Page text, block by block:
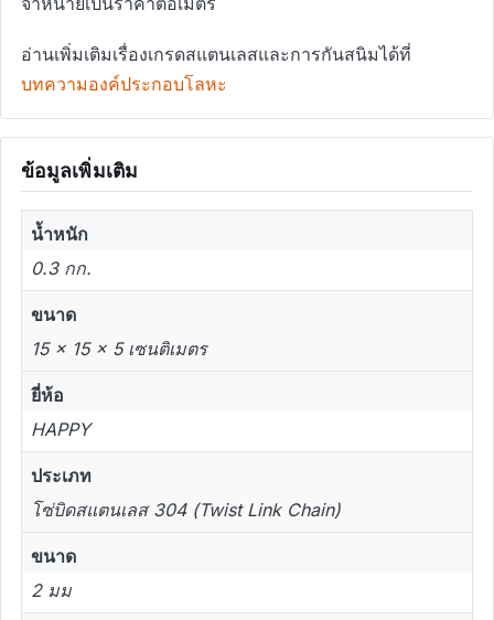
อ่านเพิ่มเติมเรื่องเกรดสแตนเลสและการกันสนิมได้ที่
บทความองค์ประกอบโลหะ
ข้อมูลเพิ่มเติม
น้ำหนัก
0.3 กก.
ขนาด
15 × 15 × 5 เซนติเมตร
ยี่ห้อ
HAPPY
ประเภท
โซ่บิดสแตนเลส 304 (Twist Link Chain)
ขนาด
2 มม